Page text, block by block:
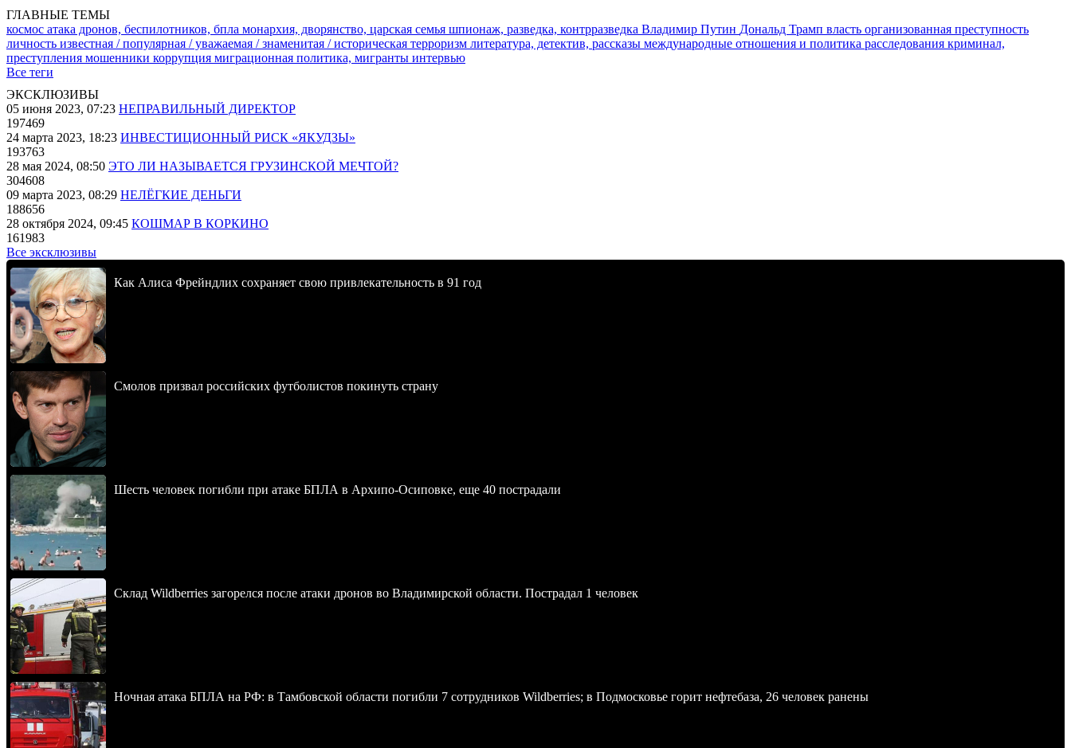
ГЛАВНЫЕ ТЕМЫ
космос атака дронов, беспилотников, бпла монархия, дворянство, царская семья шпионаж, разведка, контрразведка Владимир Путин Дональд Трамп власть организованная преступность
личность известная / популярная / уважаемая / знаменитая / историческая терроризм литература, детектив, рассказы международные отношения и политика расследования криминал,
преступления мошенники коррупция миграционная политика, мигранты интервью
Все теги
ЭКСКЛЮЗИВЫ
05 июня 2023, 07:23 НЕПРАВИЛЬНЫЙ ДИРЕКТОР
197469
24 марта 2023, 18:23 ИНВЕСТИЦИОННЫЙ РИСК «ЯКУДЗЫ»
193763
28 мая 2024, 08:50 ЭТО ЛИ НАЗЫВАЕТСЯ ГРУЗИНСКОЙ МЕЧТОЙ?
304608
09 марта 2023, 08:29 НЕЛЁГКИЕ ДЕНЬГИ
188656
28 октября 2024, 09:45 КОШМАР В КОРКИНО
161983
Все эксклюзивы
Как Алиса Фрейндлих сохраняет свою привлекательность в 91 год
Смолов призвал российских футболистов покинуть страну
Шесть человек погибли при атаке БПЛА в Архипо-Осиповке, еще 40 пострадали
Склад Wildberries загорелся после атаки дронов во Владимирской области. Пострадал 1 человек
Ночная атака БПЛА на РФ: в Тамбовской области погибли 7 сотрудников Wildberries; в Подмосковье горит нефтебаза, 26 человек ранены